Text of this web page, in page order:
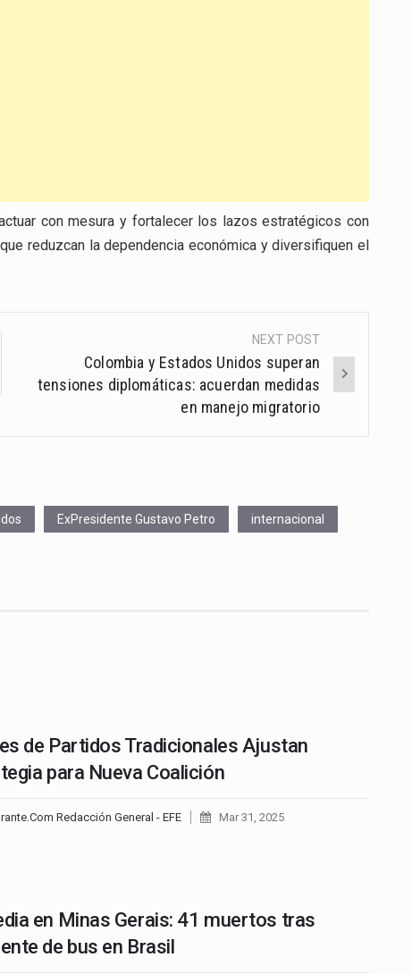
con mesura y fortalecer los lazos estratégicos con
reduzcan la dependencia económica y diversifiquen el
NEXT POST
Colombia y Estados Unidos superan
tensiones diplomáticas: acuerdan medidas
en manejo migratorio
ExPresidente Gustavo Petro internacional
de Partidos Tradicionales Ajustan
para Nueva Coalición
Redacción General - EFE Mar 31, 2025
en Minas Gerais: 41 muertos tras
de bus en Brasil